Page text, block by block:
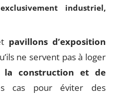
industriel,
pavillons d’exposition
ne servent pas à loger
la construction et de
cas pour éviter des